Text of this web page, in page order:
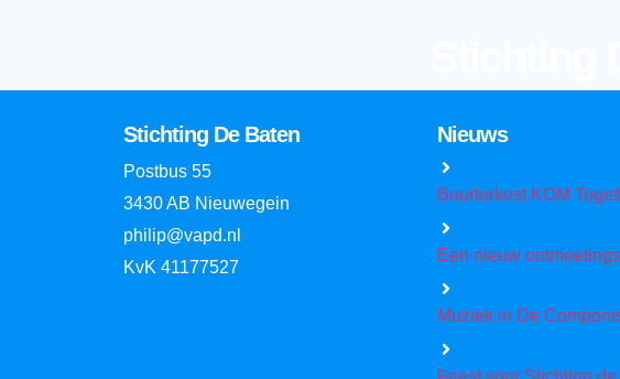
Stichting De Baten
Postbus 55
3430 AB Nieuwegein
philip@vapd.nl
KvK 41177527
Nieuws
Buurtorkest KOM
Een nieuw
Muziek in De